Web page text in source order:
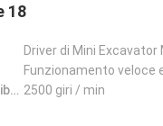
18
Driver di Mini
Funzionamento veloce
Frequenza di vibrazione: 2500 giri / min